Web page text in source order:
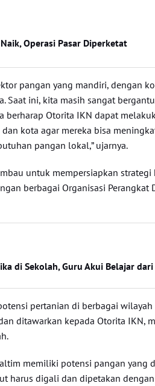
Operasi Pasar Diperketat
pangan yang mandiri, dengan
Saat ini, kita masih sangat
berharap Otorita IKN dapat
kota agar mereka bisa
pangan lokal,” ujarnya.
untuk mempersiapkan strategi
berbagai Organisasi Perangkat
di Sekolah, Guru Akui Belajar
pertanian di berbagai
ditawarkan kepada Otorita IKN,
memiliki potensi pangan yang
harus digali dan dipetakan